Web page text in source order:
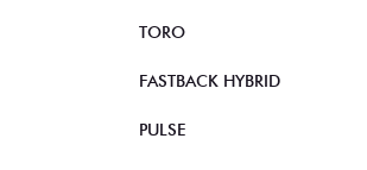
TORO
FASTBACK HYBRID
PULSE